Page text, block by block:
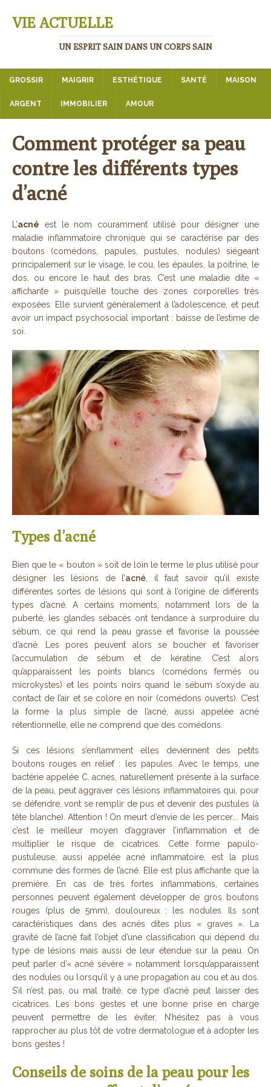
VIE ACTUELLE
UN ESPRIT SAIN DANS UN CORPS SAIN
GROSSIR MAIGRIR ESTHÉTIQUE SANTÉ MAISON
ARGENT IMMOBILIER AMOUR
Comment protéger sa peau
contre les différents types
d’acné
L’acné est le nom couramment utilisé pour désigner une
maladie inflammatoire chronique qui se caractérise par des
boutons (comédons, papules, pustules, nodules) siégeant
principalement sur le visage, le cou, les épaules, la poitrine, le
dos, ou encore le haut des bras. C’est une maladie dite «
affichante » puisqu’elle touche des zones corporelles très
exposées. Elle survient généralement à l’adolescence, et peut
avoir un impact psychosocial important : baisse de l’estime de
soi.
Types d’acné
Bien que le « bouton » soit de loin le terme le plus utilisé pour
désigner les lésions de l’acné , il faut savoir qu’il existe
différentes sortes de lésions qui sont à l’origine de différents
types d’acné. A certains moments, notamment lors de la
puberté, les glandes sébacés ont tendance à surproduire du
sébum, ce qui rend la peau grasse et favorise la poussée
d’acné. Les pores peuvent alors se boucher et favoriser
l’accumulation de sébum et de kératine. C’est alors
qu’apparaissent les points blancs (comédons fermés ou
microkystes) et les points noirs quand le sébum s’oxyde au
contact de l’air et se colore en noir (comédons ouverts). C’est
la forme la plus simple de l’acné, aussi appelée acné
rétentionnelle, elle ne comprend que des comédons.
Si ces lésions s’enflamment elles deviennent des petits
boutons rouges en relief : les papules. Avec le temps, une
bactérie appelée C. acnes, naturellement présente à la surface
de la peau, peut aggraver ces lésions inflammatoires qui, pour
se défendre, vont se remplir de pus et devenir des pustules (à
tête blanche). Attention ! On meurt d’envie de les percer…. Mais
c’est le meilleur moyen d’aggraver l’inflammation et de
multiplier le risque de cicatrices. Cette forme papulo-
pustuleuse, aussi appelée acné inflammatoire, est la plus
commune des formes de l’acné. Elle est plus affichante que la
première. En cas de très fortes inflammations, certaines
personnes peuvent également développer de gros boutons
rouges (plus de 5mm), douloureux : les nodules. Ils sont
caractéristiques dans des acnés dites plus « graves ». La
gravité de l’acné fait l’objet d’une classification qui dépend du
type de lésions mais aussi de leur étendue sur la peau. On
peut parler d’« acné sévère » notamment lorsqu’apparaissent
des nodules ou lorsqu’il y a une propagation au cou et au dos.
S’il n’est pas, ou mal traité, ce type d’acné peut laisser des
cicatrices. Les bons gestes et une bonne prise en charge
peuvent permettre de les éviter. N’hésitez pas à vous
rapprocher au plus tôt de votre dermatologue et à adopter les
bons gestes !
Conseils de soins de la peau pour les